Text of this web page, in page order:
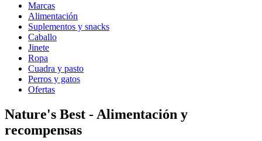
Marcas
Alimentación
Suplementos y snacks
Caballo
Jinete
Ropa
Cuadra y pasto
Perros y gatos
Ofertas
Nature's Best - Alimentación y
recompensas